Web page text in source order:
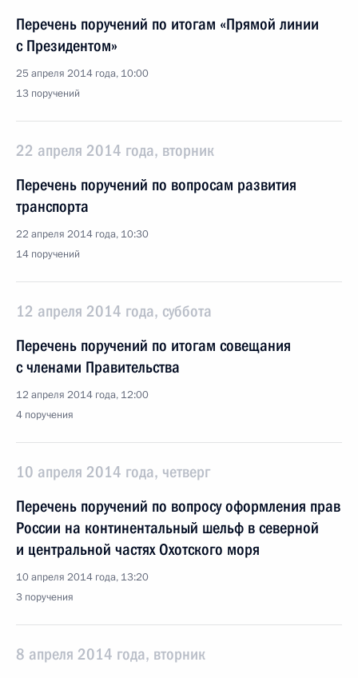
Перечень поручений по итогам «Прямой линии
с Президентом»
25 апреля 2014 года, 10:00
13 поручений
22 апреля 2014 года, вторник
Перечень поручений по вопросам развития
транспорта
22 апреля 2014 года, 10:30
14 поручений
12 апреля 2014 года, суббота
Перечень поручений по итогам совещания
с членами Правительства
12 апреля 2014 года, 12:00
4 поручения
10 апреля 2014 года, четверг
Перечень поручений по вопросу оформления прав
России на континентальный шельф в северной
и центральной частях Охотского моря
10 апреля 2014 года, 13:20
3 поручения
8 апреля 2014 года, вторник